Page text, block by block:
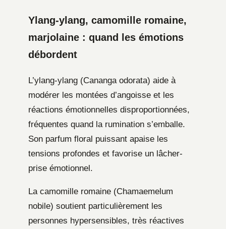
Ylang-ylang, camomille romaine,
marjolaine : quand les émotions
débordent
L’ylang-ylang (Cananga odorata) aide à
modérer les montées d’angoisse et les
réactions émotionnelles disproportionnées,
fréquentes quand la rumination s’emballe.
Son parfum floral puissant apaise les
tensions profondes et favorise un lâcher-
prise émotionnel.
La camomille romaine (Chamaemelum
nobile) soutient particulièrement les
personnes hypersensibles, très réactives